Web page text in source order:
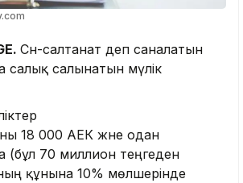
Сән-салтанат деп саналатын
салық салынатын мүлік
18 000 АЕК және одан
(бұл 70 миллион теңгеден
құнына 10% мөлшерінде